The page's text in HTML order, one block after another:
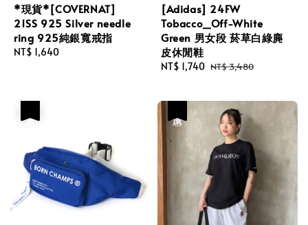
*現貨*[COVERNAT]
21SS 925 Silver needle
ring 925純銀寬戒指
Regular
NT$ 1,640
[Adidas] 24FW
Tobacco_Off-White
Green 男女段 菸草白綠麂
皮休閒鞋
Sale
NT$ 1,740 Regular
NT$ 3,480